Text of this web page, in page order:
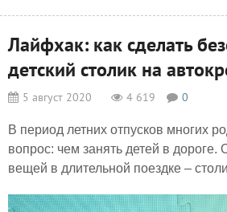
Лайфхак: как сделать
детский столик на
5 август 2020 4 619 0
В период летних отпусков многих
вопрос: чем занять детей в
вещей в длительной поездке –